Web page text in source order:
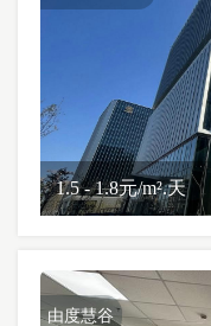
1.5 - 1.8元/m².天
由度慧谷